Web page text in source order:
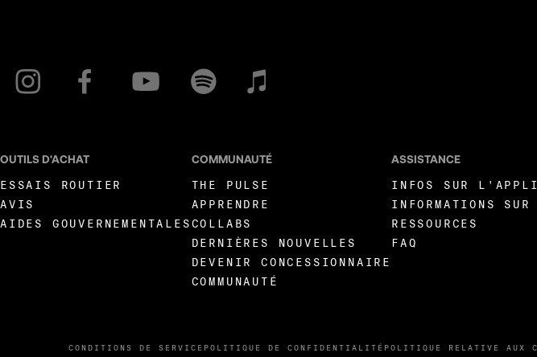
CONDITIONS DE SERVICE POLITIQUE DE CONFIDENTIALITÉ POLITIQUE RELATIVE AUX
OUTILS D'ACHAT
ESSAIS ROUTIER
AVIS
AIDES GOUVERNEMENTALES
COMMUNAUTÉ
THE PULSE
APPRENDRE
COLLABS
DERNIÈRES NOUVELLES
DEVENIR CONCESSIONNAIRE
COMMUNAUTÉ
ASSISTANCE
INFOS SUR
INFORMATIONS
RESSOURCES
FAQ